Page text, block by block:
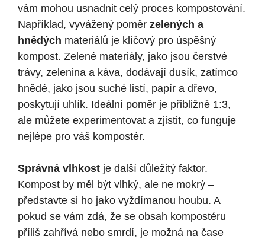
vám mohou usnadnit celý proces kompostování.
Například, vyvážený poměr zelených a
hnědých materiálů je klíčový pro úspěšný
kompost. Zelené materiály, jako jsou čerstvé
trávy, zelenina a káva, dodávají dusík, zatímco
hnědé, jako jsou suché listí, papír a dřevo,
poskytují uhlík. Ideální poměr je přibližně 1:3,
ale můžete experimentovat a zjistit, co funguje
nejlépe pro váš kompostér.
Správná vlhkost je další důležitý faktor.
Kompost by měl být vlhký, ale ne mokrý –
představte si ho jako vyždímanou houbu. A
pokud se vám zdá, že se obsah kompostéru
příliš zahřívá nebo smrdí, je možná na čase